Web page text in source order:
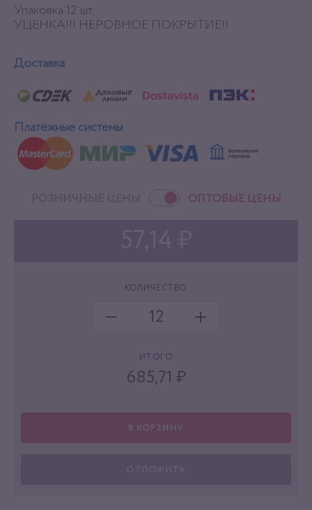
Упаковка 12 шт.
УЦЕНКА!!! НЕРОВНОЕ ПОКРЫТИЕ!!
Доставка
Платёжные системы
ОПТОВЫЕ ЦЕНЫ
КОЛИЧЕСТВО
ИТОГО
685,71 ₽
В КОРЗИНУ